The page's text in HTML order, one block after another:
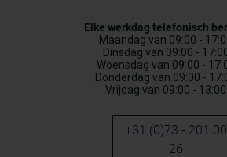
Elke werkdag telefonisch
Maandag van 09:00 -
Dinsdag van 09:00 -
Woensdag van 09:00 -
Donderdag van 09:00 -
Vrijdag van 09:00 - 13:00
+31 (0)73 - 201 00
26